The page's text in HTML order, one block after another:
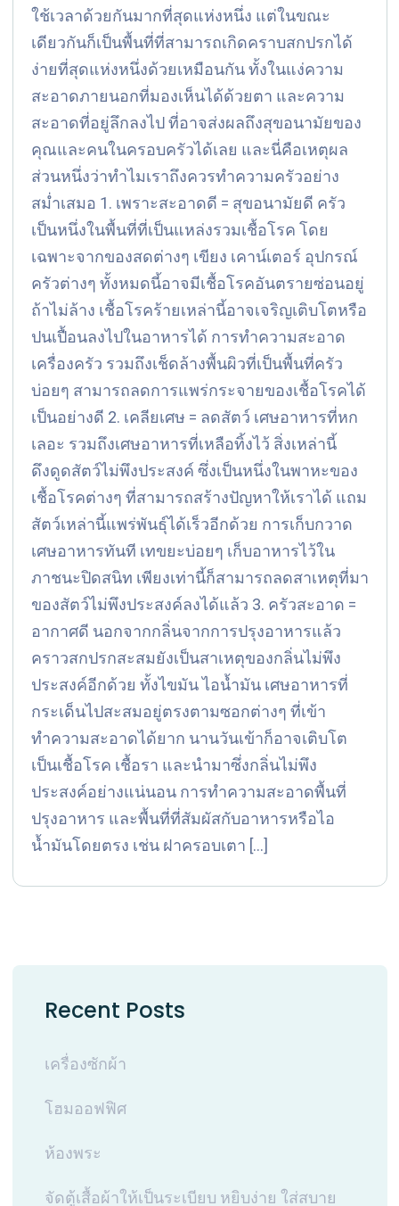
ใช้เวลาด้วยกันมากที่สุดแห่งหนึ่ง แต่ในขณะ
เดียวกันก็เป็นพื้นที่ที่สามารถเกิดคราบสกปรกได้
ง่ายที่สุดแห่งหนึ่งด้วยเหมือนกัน ทั้งในแง่ความ
สะอาดภายนอกที่มองเห็นได้ด้วยตา และความ
สะอาดที่อยู่ลึกลงไป ที่อาจส่งผลถึงสุขอนามัยของ
คุณและคนในครอบครัวได้เลย และนี่คือเหตุผล
ส่วนหนึ่งว่าทำไมเราถึงควรทำความครัวอย่าง
สม่ำเสมอ 1. เพราะสะอาดดี = สุขอนามัยดี ครัว
เป็นหนึ่งในพื้นที่ที่เป็นแหล่งรวมเชื้อโรค โดย
เฉพาะจากของสดต่างๆ เขียง เคาน์เตอร์ อุปกรณ์
ครัวต่างๆ ทั้งหมดนี้อาจมีเชื้อโรคอันตรายซ่อนอยู่
ถ้าไม่ล้าง เชื้อโรคร้ายเหล่านี้อาจเจริญเติบโตหรือ
ปนเปื้อนลงไปในอาหารได้ การทำความสะอาด
เครื่องครัว รวมถึงเช็ดล้างพื้นผิวที่เป็นพื้นที่ครัว
บ่อยๆ สามารถลดการแพร่กระจายของเชื้อโรคได้
เป็นอย่างดี 2. เคลียเศษ = ลดสัตว์ เศษอาหารที่หก
เลอะ รวมถึงเศษอาหารที่เหลือทิ้งไว้ สิ่งเหล่านี้
ดึงดูดสัตว์ไม่พึงประสงค์ ซึ่งเป็นหนึ่งในพาหะของ
เชื้อโรคต่างๆ ที่สามารถสร้างปัญหาให้เราได้ แถม
สัตว์เหล่านี้แพร่พันธุ์ได้เร็วอีกด้วย การเก็บกวาด
เศษอาหารทันที เทขยะบ่อยๆ เก็บอาหารไว้ใน
ภาชนะปิดสนิท เพียงเท่านี้ก็สามารถลดสาเหตุที่มา
ของสัตว์ไม่พึงประสงค์ลงได้แล้ว 3. ครัวสะอาด =
อากาศดี นอกจากกลิ่นจากการปรุงอาหารแล้ว
คราวสกปรกสะสมยังเป็นสาเหตุของกลิ่นไม่พึง
ประสงค์อีกด้วย ทั้งไขมัน ไอน้ำมัน เศษอาหารที่
กระเด็นไปสะสมอยู่ตรงตามซอกต่างๆ ที่เข้า
ทำความสะอาดได้ยาก นานวันเข้าก็อาจเติบโต
เป็นเชื้อโรค เชื้อรา และนำมาซึ่งกลิ่นไม่พึง
ประสงค์อย่างแน่นอน การทำความสะอาดพื้นที่
ปรุงอาหาร และพื้นที่ที่สัมผัสกับอาหารหรือไอ
น้ำมันโดยตรง เช่น ฝาครอบเตา […]
Recent Posts
เครื่องซักผ้า
โฮมออฟฟิศ
ห้องพระ
จัดตู้เสื้อผ้าให้เป็นระเบียบ หยิบง่าย ใส่สบาย